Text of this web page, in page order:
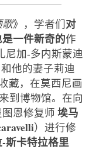
歌》，学者们对
一件新奇的作
尼加-多内斯蒙迪
和他的妻子莉迪
藏，在莫西尼画
到博物馆。在向
恩修复师 埃马
）进行修
斯卡特拉格里